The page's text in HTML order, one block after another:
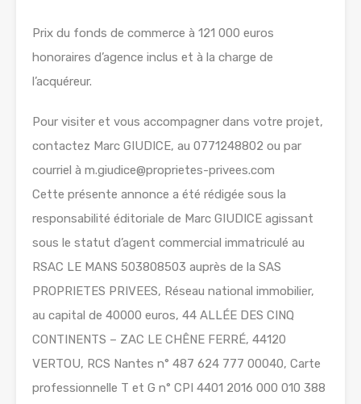
Prix du fonds de commerce à 121 000 euros
honoraires d’agence inclus et à la charge de
l’acquéreur.
Pour visiter et vous accompagner dans votre projet,
contactez Marc GIUDICE, au 0771248802 ou par
courriel à m.giudice@proprietes-privees.com
Cette présente annonce a été rédigée sous la
responsabilité éditoriale de Marc GIUDICE agissant
sous le statut d’agent commercial immatriculé au
RSAC LE MANS 503808503 auprès de la SAS
PROPRIETES PRIVEES, Réseau national immobilier,
au capital de 40000 euros, 44 ALLÉE DES CINQ
CONTINENTS – ZAC LE CHÊNE FERRÉ, 44120
VERTOU, RCS Nantes n° 487 624 777 00040, Carte
professionnelle T et G n° CPI 4401 2016 000 010 388